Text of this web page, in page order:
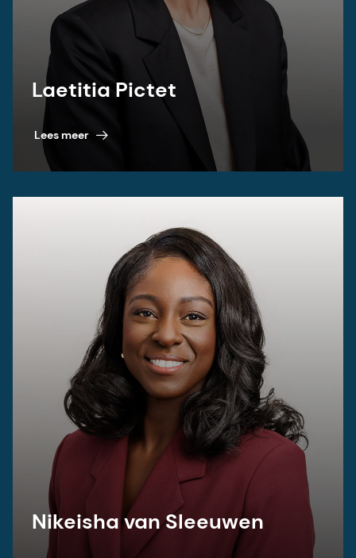
Laetitia Pictet
Lees meer
Nikeisha van Sleeuwen